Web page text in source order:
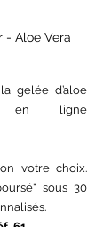
- Aloe Vera
gelée d’aloe
en ligne
votre choix.
sous 30